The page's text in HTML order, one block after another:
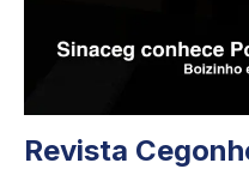
Revista